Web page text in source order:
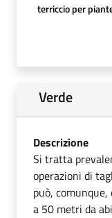
terriccio per
Verde
Descrizione
Si tratta
operazioni di
può,
a 50 metri da